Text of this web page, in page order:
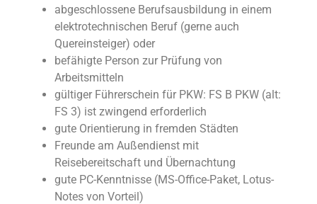
abgeschlossene Berufsausbildung in einem
elektrotechnischen Beruf (gerne auch
Quereinsteiger) oder
befähigte Person zur Prüfung von
Arbeitsmitteln
gültiger Führerschein für PKW: FS B PKW (alt:
FS 3) ist zwingend erforderlich
gute Orientierung in fremden Städten
Freunde am Außendienst mit
Reisebereitschaft und Übernachtung
gute PC-Kenntnisse (MS-Office-Paket, Lotus-
Notes von Vorteil)